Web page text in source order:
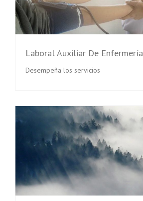
Laboral Auxiliar De Enfermería
Desempeña los servicios